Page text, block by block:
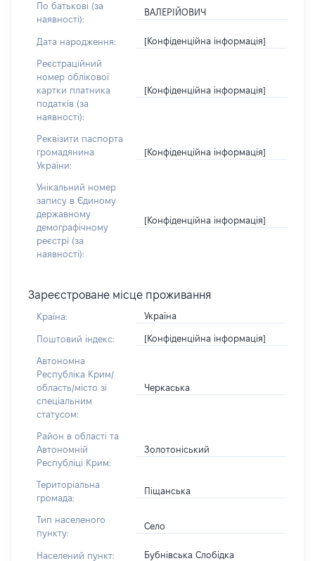
По батькові (за
наявності):
ВАЛЕРІЙОВИЧ
Дата народження: [Конфіденційна інформація]
Реєстраційний
номер облікової
картки платника
податків (за
наявності):
[Конфіденційна інформація]
Реквізити паспорта
громадянина
України:
[Конфіденційна інформація]
Унікальний номер
запису в Єдиному
державному
демографічному
реєстрі (за
наявності):
[Конфіденційна інформація]
Зареєстроване місце проживання
Країна: Україна
Поштовий індекс: [Конфіденційна інформація]
Автономна
Республіка Крим/
область/місто зі
спеціальним
статусом:
Черкаська
Район в області та
Автономній
Республіці Крим:
Золотоніський
Територіальна
громада:
Піщанська
Тип населеного
пункту:
Село
Населений пункт: Бубнівська Слобідка